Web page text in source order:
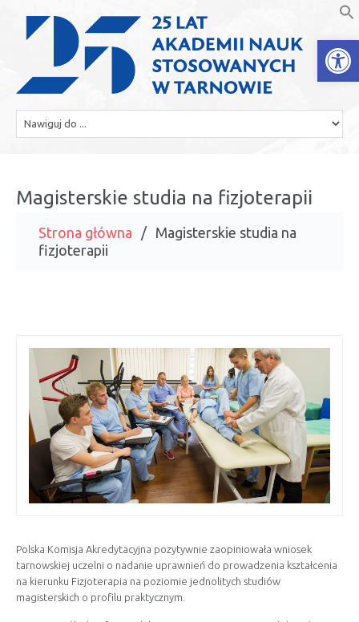
Magisterskie studia na fizjoterapii
Strona główna
Magisterskie studia na
fizjoterapii
Polska Komisja Akredytacyjna pozytywnie zaopiniowała wniosek
tarnowskiej uczelni o nadanie uprawnień do prowadzenia kształcenia
na kierunku Fizjoterapia na poziomie jednolitych studiów
magisterskich o profilu praktycznym.